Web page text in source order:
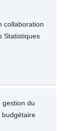
collaboration
Statistiques
gestion du
budgétaire